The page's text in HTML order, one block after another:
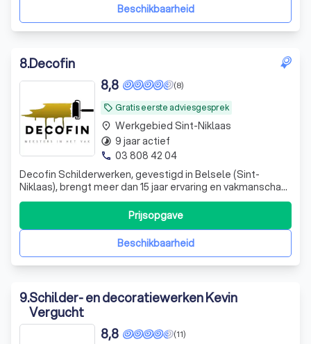
Beschikbaarheid
8.Decofin
local_offer Gratis eerste adviesgesprek
(8)
8,8
Decofin Schilderwerken, gevestigd in Belsele (Sint-
Niklaas), brengt meer dan 15 jaar ervaring en vakmanschap
mee. Schilderen en behangen zijn niet alleen ons vak,
maar ook onze passie! Bij Decofin streven we naar
harmonie en perfectie, waarbij materialen en kleuren
samenkomen om een prachtig geheel
Beschikbaarheid
Prijsopgave
place Werkgebied Sint-Niklaas
timelapse 9 jaar actief
phone 03 808 42 04
9.Schilder- en decoratiewerken Kevin
Vergucht
(11)
8,8